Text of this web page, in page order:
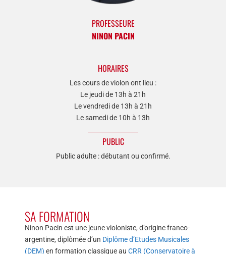
PROFESSEURE
NINON PACIN
HORAIRES
Les cours de violon ont lieu :
Le jeudi de 13h à 21h
Le vendredi de 13h à 21h
Le samedi de 10h à 13h
PUBLIC
Public adulte : débutant ou confirmé.
SA FORMATION
Ninon Pacin est une jeune violoniste, d’origine franco-
argentine, diplômée d’un Diplôme d’Etudes Musicales
(DEM) en formation classique auCRR (Conservatoire à